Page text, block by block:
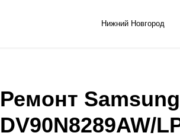
Нижний Новгород
Ремонт Samsung
DV90N8289AW/